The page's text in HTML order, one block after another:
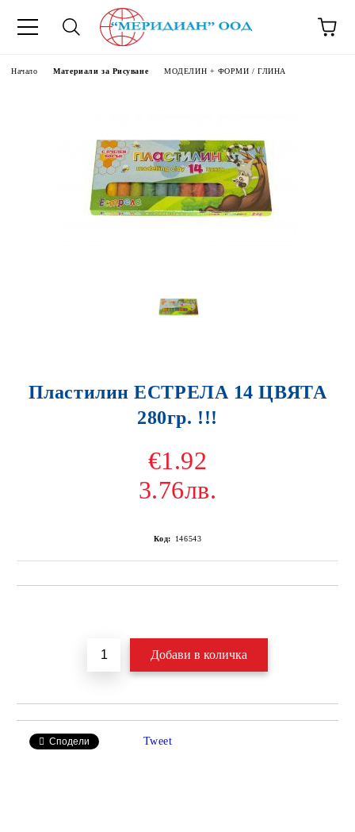
Начало Материали за Рисуване МОДЕЛИН + ФОРМИ / ГЛИНА
Пластилин ЕСТРЕЛА 14 ЦВЯТА
280гр. !!!
€1.92
3.76лв.
Код: 146543
Сподели Tweet